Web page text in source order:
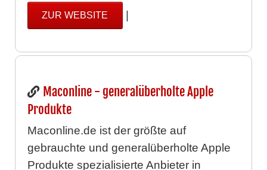
ZUR WEBSITE |
Maconline - generalüberholte Apple
Produkte
Maconline.de ist der größte auf
gebrauchte und generalüberholte Apple
Produkte spezialisierte Anbieter in